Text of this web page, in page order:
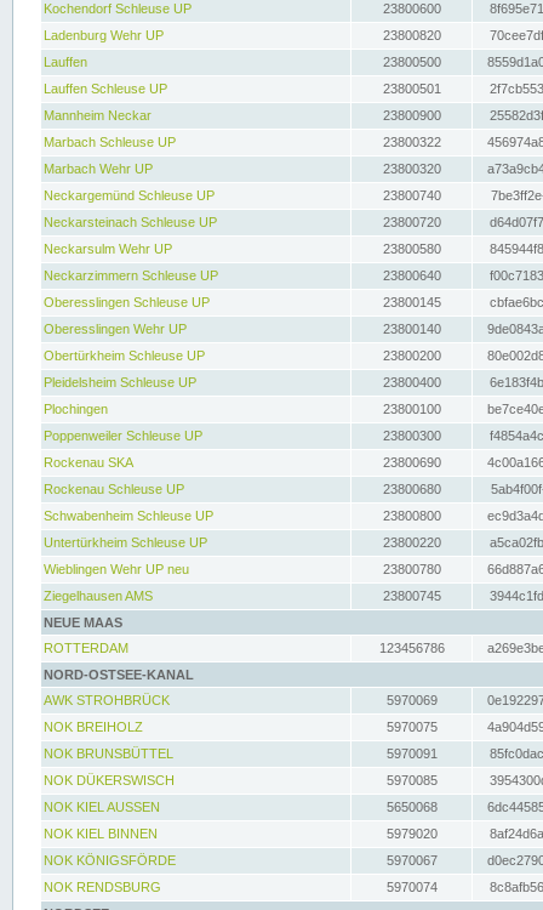
Kochendorf Schleuse UP
23800600
Ladenburg Wehr UP
23800820
Lauffen
23800500
Lauffen Schleuse UP
23800501
Mannheim Neckar
23800900
Marbach Schleuse UP
23800322
Marbach Wehr UP
23800320
Neckargemünd Schleuse UP
23800740
Neckarsteinach Schleuse UP
23800720
Neckarsulm Wehr UP
23800580
Neckarzimmern Schleuse UP
23800640
Oberesslingen Schleuse UP
23800145
Oberesslingen Wehr UP
23800140
Obertürkheim Schleuse UP
23800200
Pleidelsheim Schleuse UP
23800400
Plochingen
23800100
Poppenweiler Schleuse UP
23800300
Rockenau SKA
23800690
Rockenau Schleuse UP
23800680
Schwabenheim Schleuse UP
23800800
Untertürkheim Schleuse UP
23800220
Wieblingen Wehr UP neu
23800780
Ziegelhausen AMS
23800745
NEUE MAAS
ROTTERDAM
123456786
NORD-OSTSEE-KANAL
AWK STROHBRÜCK
5970069
NOK BREIHOLZ
5970075
NOK BRUNSBÜTTEL
5970091
NOK DÜKERSWISCH
5970085
NOK KIEL AUSSEN
5650068
NOK KIEL BINNEN
5979020
NOK KÖNIGSFÖRDE
5970067
NOK RENDSBURG
5970074